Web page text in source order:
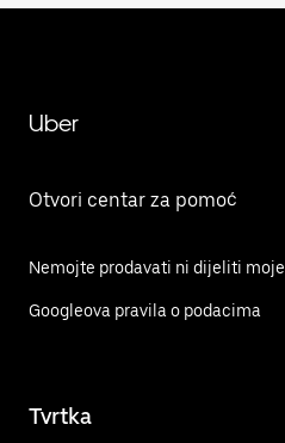
Uber
Otvori centar za pomoć
Nemojte prodavati ni dijeliti
Googleova pravila o podacima
Tvrtka